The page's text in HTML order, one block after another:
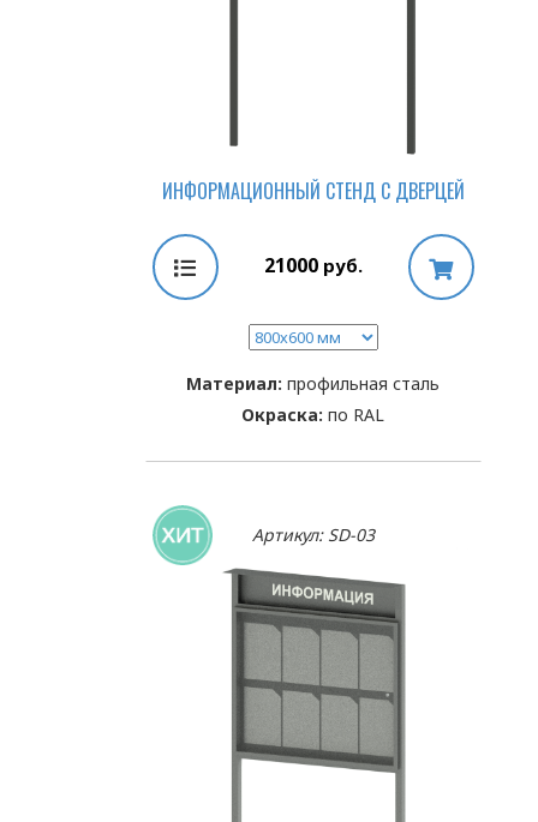
ИНФОРМАЦИОННЫЙ СТЕНД С ДВЕРЦЕЙ
21000руб.
Материал: профильная сталь
Окраска: по RAL
Артикул: SD-03